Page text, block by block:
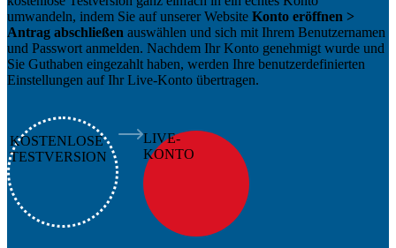
umwandeln, indem Sie auf unserer Website Konto eröffnen >
Antrag abschließen auswählen und sich mit Ihrem Benutzernamen
und Passwort anmelden. Nachdem Ihr Konto genehmigt wurde und
Sie Guthaben eingezahlt haben, werden Ihre benutzerdefinierten
Einstellungen auf Ihr Live-Konto übertragen.
KOSTENLOSE
TESTVERSION
LIVE-
KONTO